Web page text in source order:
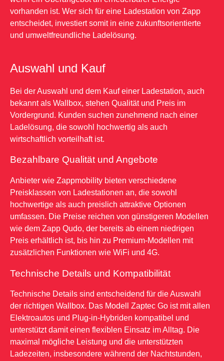
vorhanden ist. Wer sich für eine Ladestation von Zapp
entscheidet, investiert somit in eine zukunftsorientierte
und umweltfreundliche Ladelösung.
Auswahl und Kauf
Bei der Auswahl und dem Kauf einer Ladestation, auch
bekannt als Wallbox, stehen Qualität und Preis im
Vordergrund. Kunden suchen zunehmend nach einer
Ladelösung, die sowohl hochwertig als auch
wirtschaftlich vorteilhaft ist.
Bezahlbare Qualität und Angebote
Anbieter wie Zappmobility bieten verschiedene
Preisklassen von Ladestationen an, die sowohl
hochwertige als auch preislich attraktive Optionen
umfassen. Die Preise reichen von günstigeren Modellen
wie dem Zapp Qudo, der bereits ab einem niedrigen
Preis erhältlich ist, bis hin zu Premium-Modellen mit
zusätzlichen Funktionen wie WiFi und 4G.
Technische Details und Kompatibilität
Technische Details sind entscheidend für die Auswahl
der richtigen Wallbox. Das Modell Zaptec Go ist mit allen
Elektroautos und Plug-in-Hybriden kompatibel und
unterstützt damit einen flexiblen Einsatz im Alltag. Die
maximal mögliche Leistung und die unterstützten
Ladezeiten, insbesondere während der Nachtstunden,